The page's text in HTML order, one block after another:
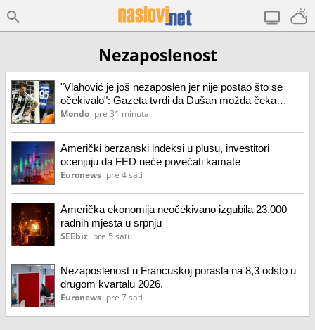
Nezaposlenost
"Vlahović je još nezaposlen jer nije postao što se
očekivalo": Gazeta tvrdi da Dušan možda čeka
nemoguće
Mondo pre 31 minuta
Američki berzanski indeksi u plusu, investitori
ocenjuju da FED neće povećati kamate
Euronews pre 4 sati
Američka ekonomija neočekivano izgubila 23.000
radnih mjesta u srpnju
SEEbiz pre 5 sati
Nezaposlenost u Francuskoj porasla na 8,3 odsto u
drugom kvartalu 2026.
Euronews pre 7 sati